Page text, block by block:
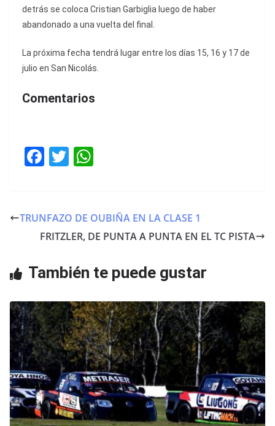
detrás se coloca Cristian Garbiglia luego de haber
abandonado a una vuelta del final.
La próxima fecha tendrá lugar entre los días 15, 16 y 17 de
julio en San Nicolás.
Comentarios
F
e
b
o
T
er s
A
p
TRUNFAZO DE OUBIÑA EN LA CLASE 1
FRITZLER, DE PUNTA A PUNTA EN EL TC PISTA
También te puede gustar